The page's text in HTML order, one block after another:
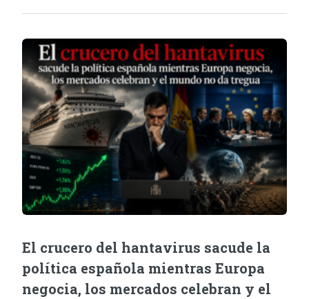
El crucero del hantavirus sacude la
política española mientras Europa
negocia, los mercados celebran y el